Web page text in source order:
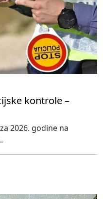
kontrole –
2026. godine na